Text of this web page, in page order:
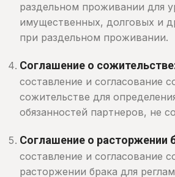
раздельном проживании для
имущественных, долговых и
при раздельном проживании.
Соглашение о
составление и согласование
сожительстве для
обязанностей партнеров, не
Соглашение о расторжении
составление и согласование
расторжении брака для